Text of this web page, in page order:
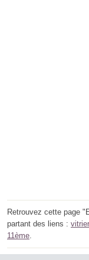
Retrouvez cette page
partant des liens :
11ème.